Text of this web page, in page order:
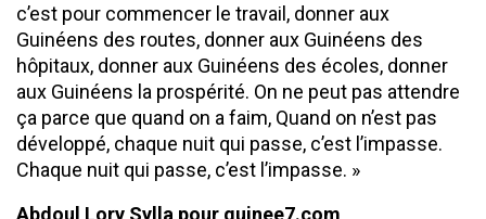
c’est pour commencer le travail, donner aux
Guinéens des routes, donner aux Guinéens des
hôpitaux, donner aux Guinéens des écoles, donner
aux Guinéens la prospérité. On ne peut pas attendre
ça parce que quand on a faim, Quand on n’est pas
développé, chaque nuit qui passe, c’est l’impasse.
Chaque nuit qui passe, c’est l’impasse. »
Abdoul Lory Sylla pour guinee7.com